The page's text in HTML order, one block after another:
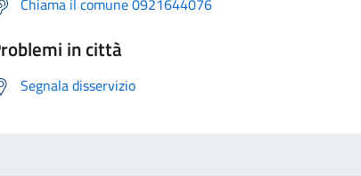
in città
Segnala disservizio